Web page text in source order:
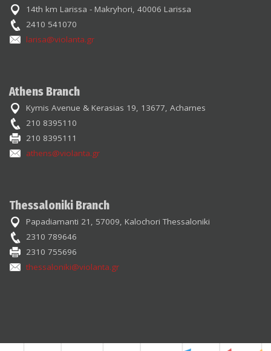
14th km Larissa - Makryhori, 40006 Larissa
2410 541070
larisa@violanta.gr
Athens Branch
Kymis Avenue & Kerasias 19, 13677, Acharnes
210 8395110
210 8395111
athens@violanta.gr
Thessaloniki Branch
Papadiamanti 21, 57009, Kalochori Thessaloniki
2310 789646
2310 755696
thessaloniki@violanta.gr